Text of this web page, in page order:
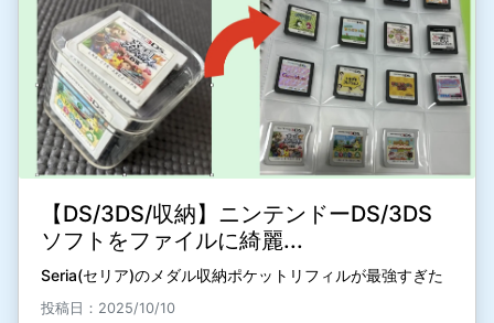
【DS/3DS/収納】ニンテンドーDS/3DS
ソフトをファイルに綺麗...
Seria(セリア)のメダル収納ポケットリフィルが最強すぎた
投稿日：2025/10/10